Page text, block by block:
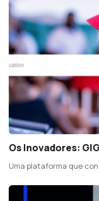
Os Inovadores:
Uma plataforma que